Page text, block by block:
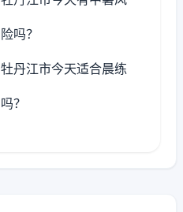
险吗？
牡丹江市今天适合晨练
吗？